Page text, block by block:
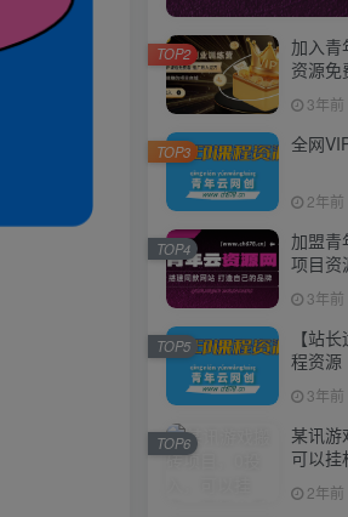
加入青
资源免
伙人
3年前
TOP2
全网
2年前
TOP3
加盟青
项目资
2000+
3年前
TOP4
【站
程资源
3年前
TOP5
某讯游
可以挂
3000+
2年前
TOP6